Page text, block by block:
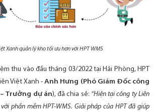
Xanh quản lý kho tối ưu hơn với HPT WMS
thu vào đầu tháng 03/2022 tại Hải Phòng, HPT
Việt Xanh -Anh Hưng (Phó Giám Đốc công
Trưởng dự án), đã chia sẻ: “Hiện tại công ty Liên
phần mềm HPT-WMS. Giải pháp của HPT đã giúp